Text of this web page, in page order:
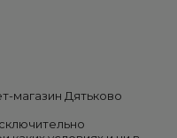
магазин Дятьково